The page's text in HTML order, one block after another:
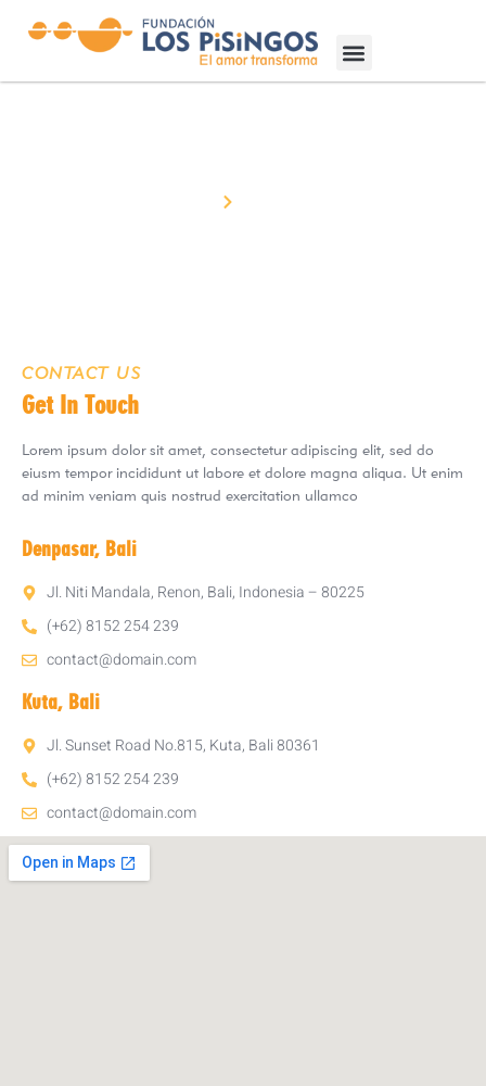
CONTACT US
Get In Touch
Lorem ipsum dolor sit amet, consectetur adipiscing elit, sed do
eiusm tempor incididunt ut labore et dolore magna aliqua. Ut enim
ad minim veniam quis nostrud exercitation ullamco
Denpasar, Bali
Jl. Niti Mandala, Renon, Bali, Indonesia – 80225
(+62) 8152 254 239
contact@domain.com
Kuta, Bali
Jl. Sunset Road No.815, Kuta, Bali 80361
(+62) 8152 254 239
contact@domain.com